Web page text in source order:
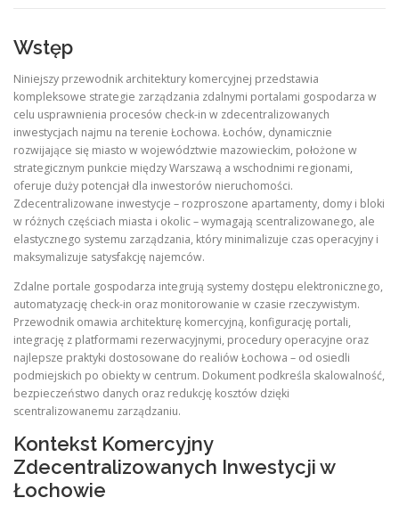
Wstęp
Niniejszy przewodnik architektury komercyjnej przedstawia
kompleksowe strategie zarządzania zdalnymi portalami gospodarza w
celu usprawnienia procesów check-in w zdecentralizowanych
inwestycjach najmu na terenie Łochowa. Łochów, dynamicznie
rozwijające się miasto w województwie mazowieckim, położone w
strategicznym punkcie między Warszawą a wschodnimi regionami,
oferuje duży potencjał dla inwestorów nieruchomości.
Zdecentralizowane inwestycje – rozproszone apartamenty, domy i bloki
w różnych częściach miasta i okolic – wymagają scentralizowanego, ale
elastycznego systemu zarządzania, który minimalizuje czas operacyjny i
maksymalizuje satysfakcję najemców.
Zdalne portale gospodarza integrują systemy dostępu elektronicznego,
automatyzację check-in oraz monitorowanie w czasie rzeczywistym.
Przewodnik omawia architekturę komercyjną, konfigurację portali,
integrację z platformami rezerwacyjnymi, procedury operacyjne oraz
najlepsze praktyki dostosowane do realiów Łochowa – od osiedli
podmiejskich po obiekty w centrum. Dokument podkreśla skalowalność,
bezpieczeństwo danych oraz redukcję kosztów dzięki
scentralizowanemu zarządzaniu.
Kontekst Komercyjny
Zdecentralizowanych Inwestycji w
Łochowie